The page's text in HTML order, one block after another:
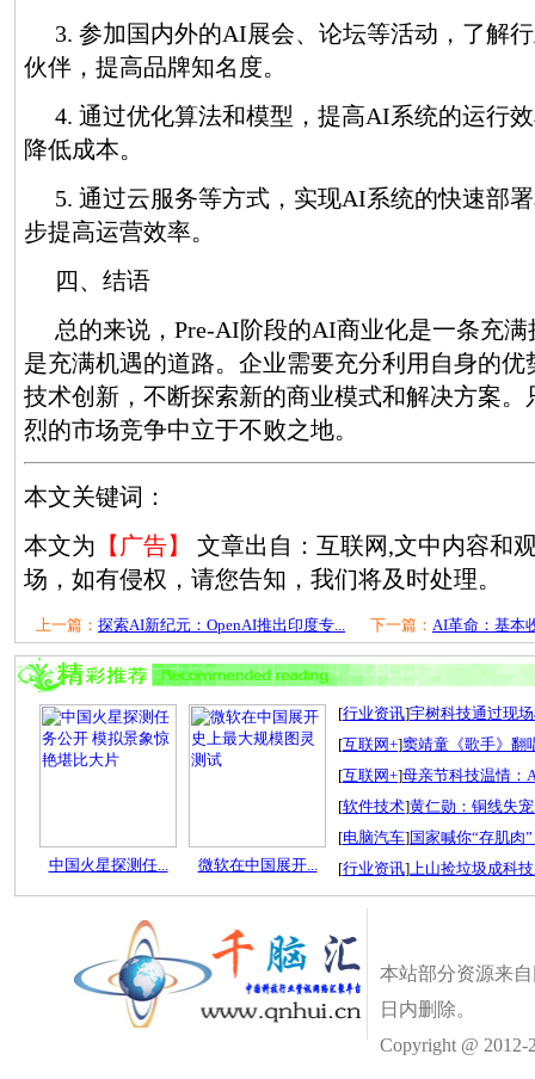
3. 参加国内外的AI展会、论坛等活动，了解
伙伴，提高品牌知名度。
4. 通过优化算法和模型，提高AI系统的运行
降低成本。
5. 通过云服务等方式，实现AI系统的快速部
步提高运营效率。
四、结语
总的来说，Pre-AI阶段的AI商业化是一条充
是充满机遇的道路。企业需要充分利用自身的
技术创新，不断探索新的商业模式和解决方案。
烈的市场竞争中立于不败之地。
本文关键词：
本文为 【广告】
文章出自：互联网,文中内容和
场，如有侵权，请您告知，我们将及时处理。
上一篇： 探索AI新纪元：OpenAI推出印度专... 下一篇： AI革命：基本
中国火星探测任... 微软在中国展开...
[行业资讯]宇树科技通过现
[互联网+]窦靖童《歌手》翻
[互联网+]母亲节科技温情：
[软件技术]黄仁勋：铜线失
[电脑汽车]国家喊你“存肌肉
[行业资讯]上山捡垃圾成科
本站部分资源来
日内删除。
Copyright @ 2012-